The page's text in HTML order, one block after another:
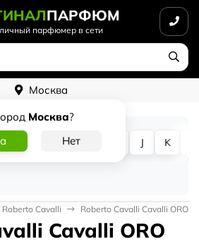
ПАРФЮМ
парфюмер в сети
Москва
Москва?
G J K
Roberto Cavalli Roberto Cavalli Cavalli ORO
Cavalli ORO